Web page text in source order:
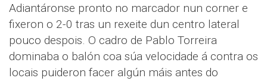
Adiantáronse pronto no marcador nun corner e
fixeron o 2-0 tras un rexeite dun centro lateral
pouco despois. O cadro de Pablo Torreira
dominaba o balón coa súa velocidade á contra os
locais puideron facer algún máis antes do